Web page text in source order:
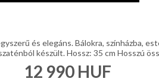
és elegáns. Bálokra, színházba,
készült. Hossz: 35 cm Hosszú
12 990 HUF